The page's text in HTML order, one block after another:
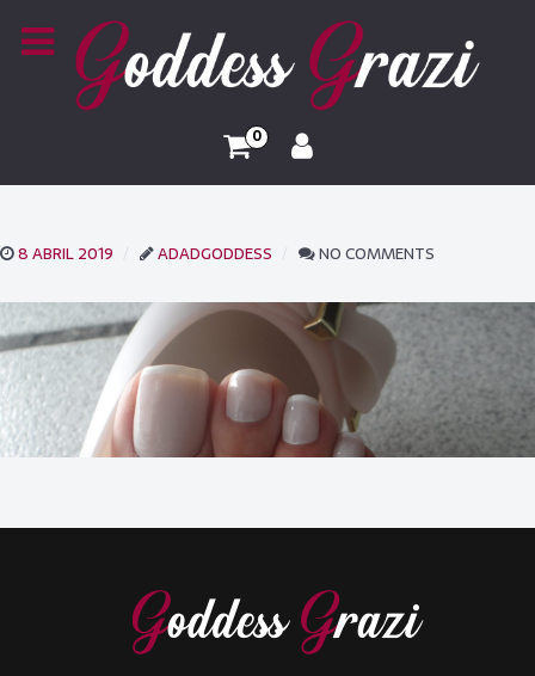
0
8 ABRIL 2019 ADADGODDESS NO COMMENTS